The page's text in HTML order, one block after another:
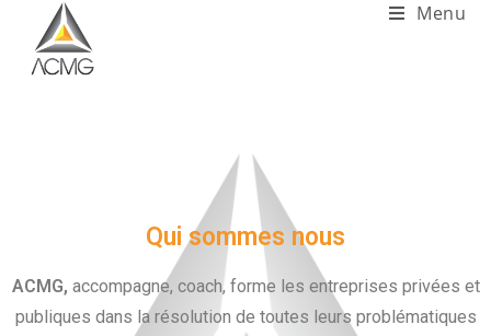
Menu
Qui sommes nous
ACMG, accompagne, coach, forme les entreprises privées et
publiques dans la résolution de toutes leurs problématiques